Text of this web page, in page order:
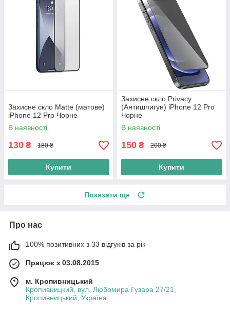
Захисне скло Matte (матове)
iPhone 12 Pro Чорне
В наявності
130 ₴ 180 ₴
Купити
Захисне скло Privacy
(Антишпигун) iPhone 12 Pro
Чорне
В наявності
150 ₴ 200 ₴
Купити
Показати ще
Про нас
100% позитивних з 33 відгуків за рік
Працює з 03.08.2015
м. Кропивницький
Кропивницкий, вул. Любомира Гузара 27/21,
Кропивницький, Україна